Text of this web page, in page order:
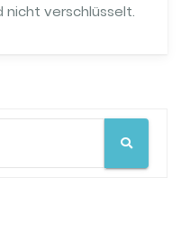
nicht verschlüsselt.